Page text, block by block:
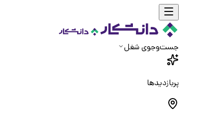
جست‌و‌جوی شغل
پربازدیدها